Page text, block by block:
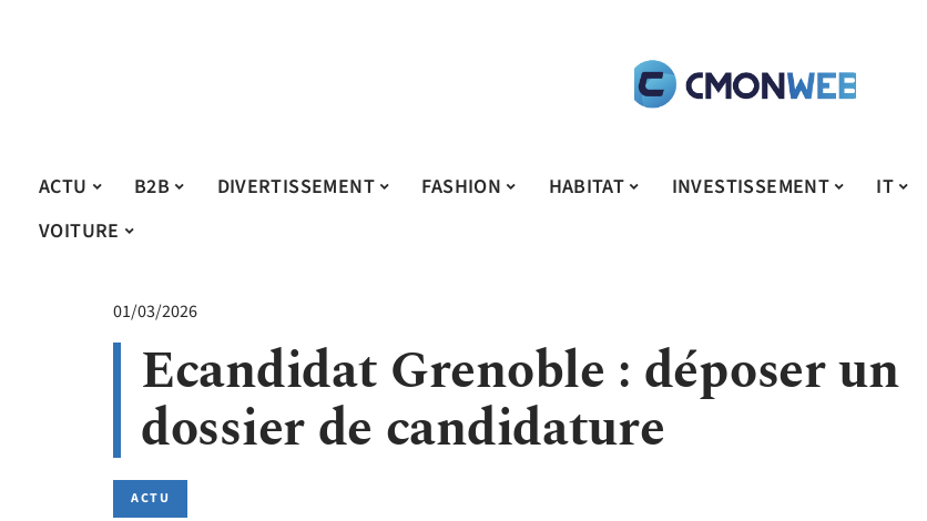
ACTU B2B DIVERTISSEMENT FASHION HABITAT INVESTISSEMENT IT
VOITURE
01/03/2026
Ecandidat Grenoble : déposer un
dossier de candidature
ACTU